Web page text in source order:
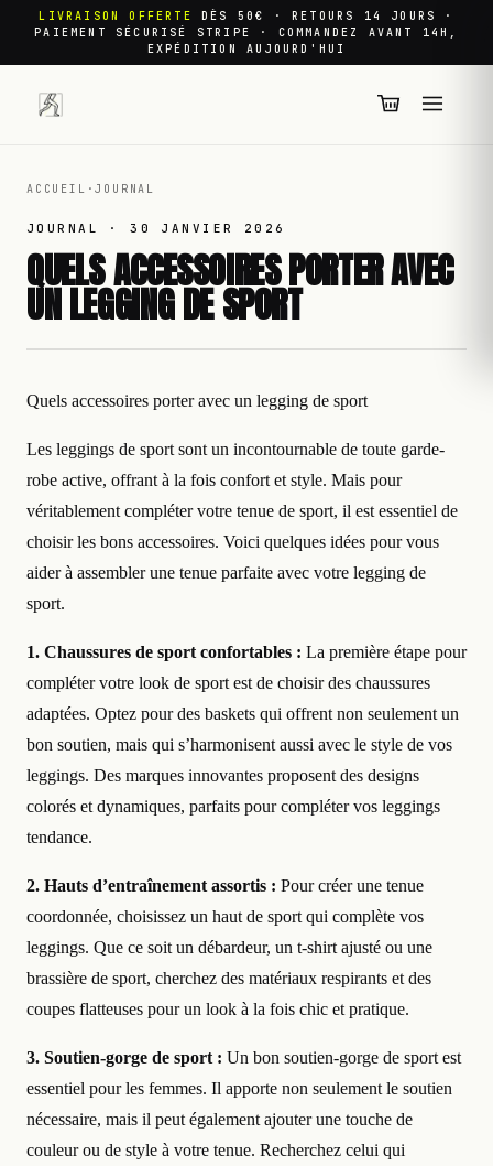
LIVRAISON OFFERTE
DÈS 50€ · RETOURS 14 JOURS ·
PAIEMENT SÉCURISÉ STRIPE · COMMANDEZ AVANT 14H,
EXPÉDITION AUJOURD'HUI
ACCUEIL ·JOURNAL
JOURNAL ·30 JANVIER 2026
QUELS ACCESSOIRES PORTER AVEC
UN LEGGING DE SPORT
Quels accessoires porter avec un legging de sport
Les leggings de sport sont un incontournable de toute garde-
robe active, offrant à la fois confort et style. Mais pour
véritablement compléter votre tenue de sport, il est essentiel de
choisir les bons accessoires. Voici quelques idées pour vous
aider à assembler une tenue parfaite avec votre legging de
sport.
1. Chaussures de sport confortables : La première étape pour
compléter votre look de sport est de choisir des chaussures
adaptées. Optez pour des baskets qui offrent non seulement un
bon soutien, mais qui s’harmonisent aussi avec le style de vos
leggings. Des marques innovantes proposent des designs
colorés et dynamiques, parfaits pour compléter vos leggings
tendance.
2. Hauts d’entraînement assortis : Pour créer une tenue
coordonnée, choisissez un haut de sport qui complète vos
leggings. Que ce soit un débardeur, un t-shirt ajusté ou une
brassière de sport, cherchez des matériaux respirants et des
coupes flatteuses pour un look à la fois chic et pratique.
3. Soutien-gorge de sport : Un bon soutien-gorge de sport est
essentiel pour les femmes. Il apporte non seulement le soutien
nécessaire, mais il peut également ajouter une touche de
couleur ou de style à votre tenue. Recherchez celui qui